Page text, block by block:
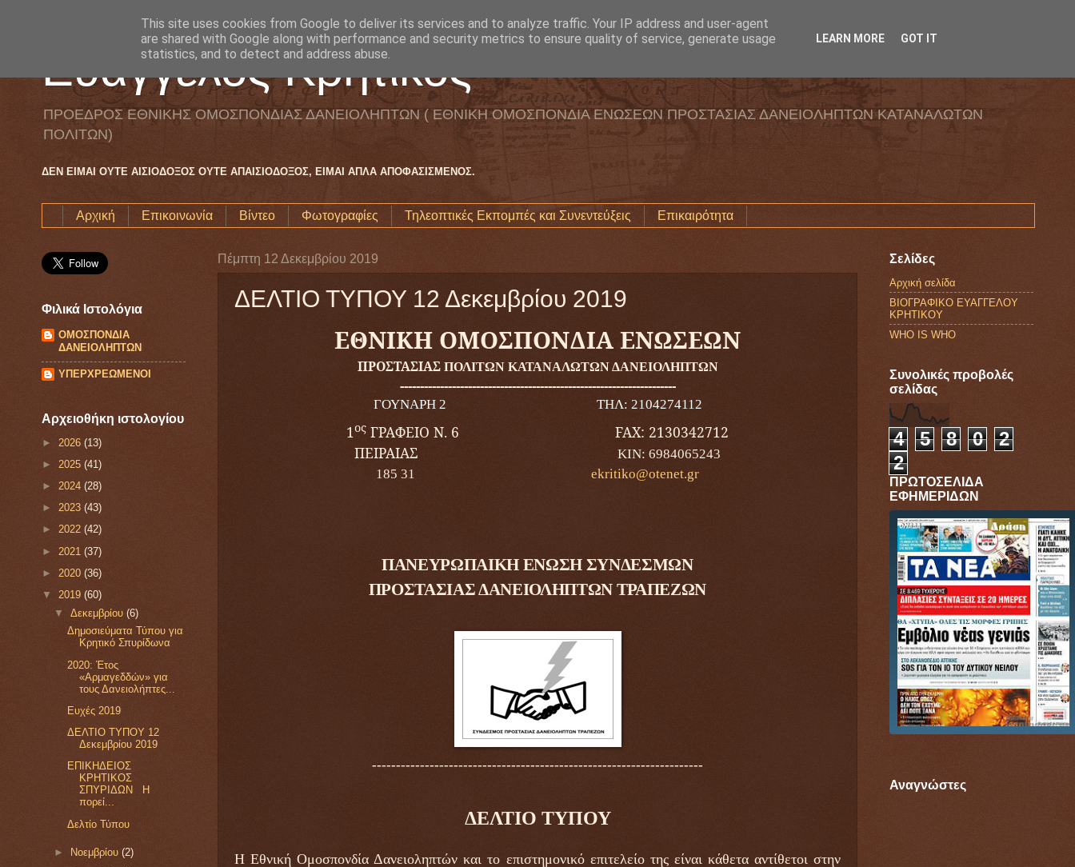
Ευάγγελος Κρητικός
ΠΡΟΕΔΡΟΣ ΕΘΝΙΚΗΣ ΟΜΟΣΠΟΝΔΙΑΣ ΔΑΝΕΙΟΛΗΠΤΩΝ ( ΕΘΝΙΚΗ ΟΜΟΣΠΟΝΔΙΑ ΕΝΩΣΕΩΝ ΠΡΟΣΤΑΣΙΑΣ ΔΑΝΕΙΟΛΗΠΤΩΝ ΚΑΤΑΝΑΛΩΤΩΝ
ΠΟΛΙΤΩΝ)
ΔΕΝ ΕΙΜΑΙ ΟΥΤΕ ΑΙΣΙΟΔΟΞΟΣ ΟΥΤΕ ΑΠΑΙΣΙΟΔΟΞΟΣ, ΕΙΜΑΙ ΑΠΛΑ ΑΠΟΦΑΣΙΣΜΕΝΟΣ.
Αρχική Επικοινωνία Βίντεο Φωτογραφίες Τηλεοπτικές Εκπομπές και Συνεντεύξεις Επικαιρότητα
Πέμπτη 12 Δεκεμβρίου 2019
ΔΕΛΤΙΟ ΤΥΠΟΥ 12 Δεκεμβρίου 2019
ΕΘΝΙΚΗ ΟΜΟΣΠΟΝΔΙΑ ΕΝΩΣΕΩΝ
ΠΡΟΣΤΑΣΙΑΣ ΠΟΛΙΤΩΝ ΚΑΤΑΝΑΛΩΤΩΝ ΔΑΝΕΙΟΛΗΠΤΩΝ
---------------------------------------------------------------------
ΓΟΥΝΑΡΗ 2 ΤΗΛ: 2104274112
1ος ΓΡΑΦΕΙΟ Ν. 6 FAX: 2130342712
ΠΕΙΡΑΙΑΣ
ΚΙΝ: 6984065243
185 31
ekritiko@otenet.gr
ΠΑΝΕΥΡΩΠΑΙΚΗ ΕΝΩΣΗ ΣΥΝΔΕΣΜΩΝ
ΠΡΟΣΤΑΣΙΑΣ ΔΑΝΕΙΟΛΗΠΤΩΝ ΤΡΑΠΕΖΩΝ
---------------------------------------------------------------------
ΔΕΛΤΙΟ ΤΥΠΟΥ
Η Εθνική Ομοσπονδία Δανειοληπτών και το επιστημονικό επιτελείο της είναι κάθετα αντίθετοι στην
Φιλικά Ιστολόγια
ΟΜΟΣΠΟΝΔΙΑ
ΔΑΝΕΙΟΛΗΠΤΩΝ
ΥΠΕΡΧΡΕΩΜΕΝΟΙ
Αρχειοθήκη ιστολογίου
► 2026 (13)
► 2025 (41)
► 2024 (28)
► 2023 (43)
► 2022 (42)
► 2021 (37)
► 2020 (36)
▼ 2019 (60)
▼Δεκεμβρίου(6)
Δημοσιεύματα Τύπου για
Κρητικό Σπυρίδωνα
2020: Έτος
«Αρμαγεδδών» για
τους Δανειολήπτες...
Ευχές 2019
ΔΕΛΤΙΟ ΤΥΠΟΥ 12
Δεκεμβρίου 2019
ΕΠΙΚΗΔΕΙΟΣ
ΚΡΗΤΙΚΟΣ
ΣΠΥΡΙΔΩΝ Η
πορεί...
Δελτίο Τύπου
► Νοεμβρίου(2)
Σελίδες
Αρχική σελίδα
ΒΙΟΓΡΑΦΙΚΟ ΕΥΑΓΓΕΛΟΥ
ΚΡΗΤΙΚΟΥ
WHO IS WHO
Συνολικές προβολές
σελίδας
4 5 8 0
2
2
ΠΡΩΤΟΣΕΛΙΔΑ
ΕΦΗΜΕΡΙΔΩΝ
Αναγνώστες
This site uses cookies from Google to deliver its services and to analyze traffic. Your IP address and user-agent
are shared with Google along with performance and security metrics to ensure quality of service, generate usage
statistics, and to detect and address abuse.
LEARN MORE GOT IT